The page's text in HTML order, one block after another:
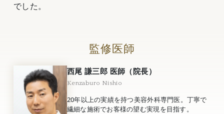
でした。
監修医師
西尾 謙三郎 医師（院長）
Kenzaburo Nishio
20年以上の実績を持つ美容外科専門医。丁寧で
繊細な施術でお客様の望む実現を目指す。